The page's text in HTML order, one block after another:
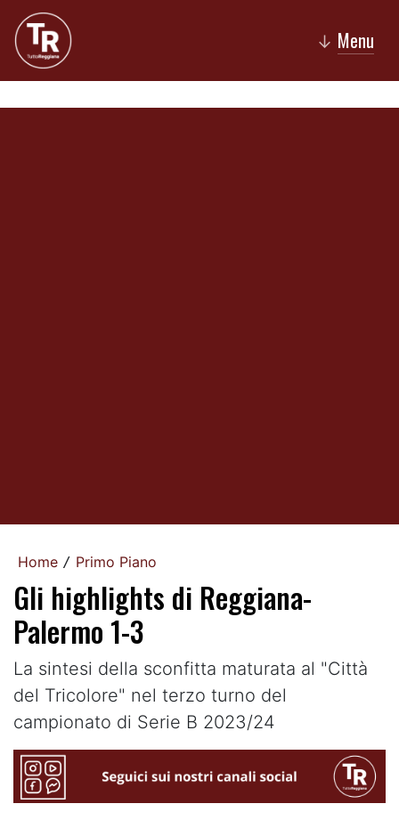
↓ Menu
Home / Primo Piano
Gli highlights di Reggiana-
Palermo 1-3
La sintesi della sconfitta maturata al "Città
del Tricolore" nel terzo turno del
campionato di Serie B 2023/24